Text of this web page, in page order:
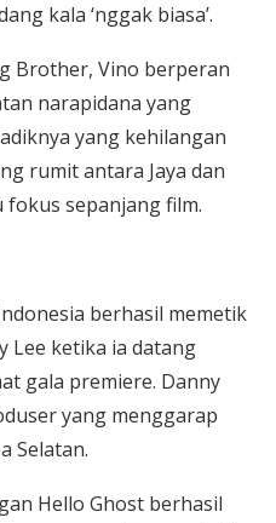
kala ‘nggak biasa’.
Brother, Vino berperan
narapidana yang
yang kehilangan
rumit antara Jaya dan
fokus sepanjang film.
berhasil memetik
Lee ketika ia datang
gala premiere. Danny
yang menggarap
Selatan.
Hello Ghost berhasil